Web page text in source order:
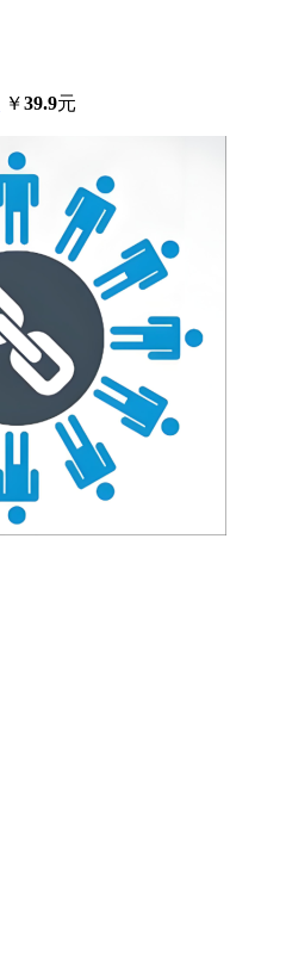
￥39.9元